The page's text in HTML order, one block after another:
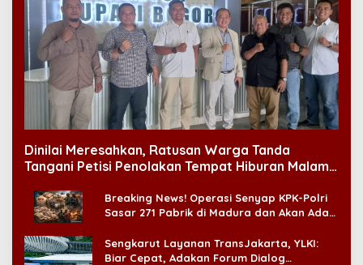
Dinilai Meresahkan, Ratusan Warga Tanda
Tangani Petisi Penolakan Tempat Hiburan Malam
Breaking News! Operasi Senyap KPK-Polri
Sasar 271 Pabrik di Madura dan Akan Ada
Sengkarut Layanan TransJakarta, YLKI:
Biar Cepat, Adakan Forum Dialog